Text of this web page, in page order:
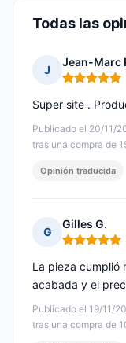
Todas las
J
Jean-Marc
Nota: 5 de 5
Publicado el 20/11/
tras una compra de
Super site .
Opinión traducida
G
Gilles G.
Nota: 5 de 5
Publicado el 19/11/
tras una compra de
La pieza cumplió
acabada y el